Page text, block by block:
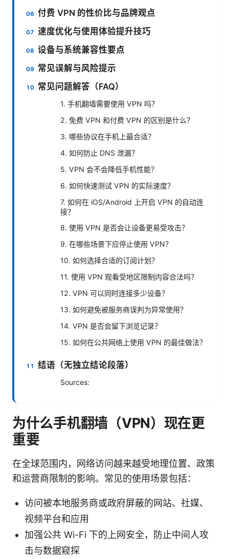
付费 VPN 的性价比与品牌观点
速度优化与使用体验提升技巧
设备与系统兼容性要点
常见误解与风险提示
常见问题解答（FAQ）
1. 手机翻墙需要使用 VPN 吗？
2. 免费 VPN 和付费 VPN 的区别是什么？
3. 哪些协议在手机上最合适？
4. 如何防止 DNS 泄漏？
5. VPN 会不会降低手机性能？
6. 如何快速测试 VPN 的实际速度？
7. 如何在 iOS/Android 上开启 VPN 的自动连
接？
8. 使用 VPN 是否会让设备更易受攻击？
9. 在哪些场景下应停止使用 VPN？
10. 如何选择合适的订阅计划？
11. 使用 VPN 观看受地区限制内容合法吗？
12. VPN 可以同时连接多少设备？
13. 如何避免被服务商误判为异常使用？
14. VPN 是否会留下浏览记录？
15. 如何在公共网络上使用 VPN 的最佳做法？
结语（无独立结论段落）
Sources:
为什么手机翻墙（VPN）现在更
重要
在全球范围内，网络访问越来越受地理位置、政策
和运营商限制的影响。常见的使用场景包括：
访问被本地服务商或政府屏蔽的网站、社媒、
视频平台和应用
加强公共 Wi-Fi 下的上网安全，防止中间人攻
击与数据窥探